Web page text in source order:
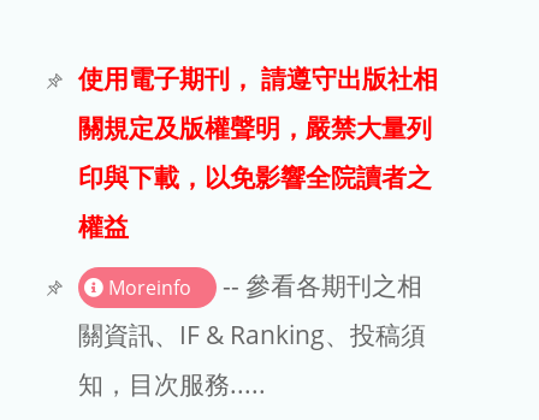
電子期刊
試用
文章處理費
EndNote
使用電子期刊， 請遵守出版社相
關規定及版權聲明，嚴禁大量列
印與下載，以免影響全院讀者之
權益
Moreinfo
-- 參看各期刊之相
關資訊、IF & Ranking、投稿須
知，目次服務.....